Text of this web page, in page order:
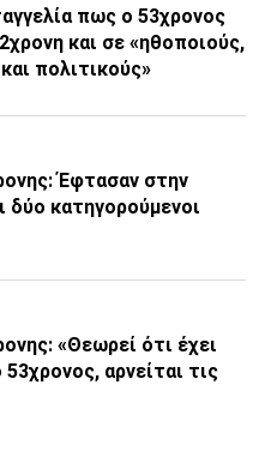
πως ο 53χρονος
και σε «ηθοποιούς,
πολιτικούς»
Έφτασαν στην
δύο κατηγορούμενοι
«Θεωρεί ότι έχει
53χρονος, αρνείται τις